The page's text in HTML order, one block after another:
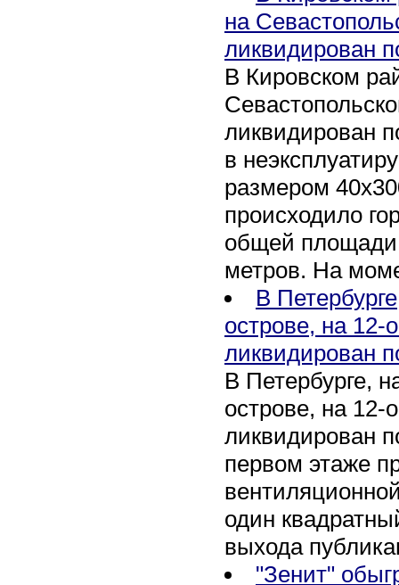
на
ликвидирован
В Кировском
ликвидирован
в
размером
происходило
общей площади
метров. На
В
острове, на 12-
ликвидирован
В Петербурге,
острове, на 12-
ликвидирован
первом этаже
один
выхода
"Зенит"